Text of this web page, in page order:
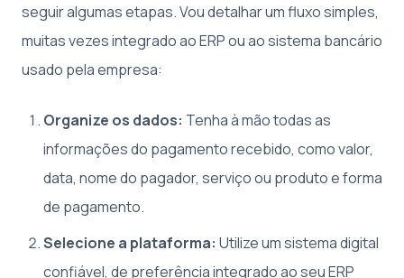
seguir algumas etapas. Vou detalhar um fluxo simples,
muitas vezes integrado ao ERP ou ao sistema bancário
usado pela empresa:
Organize os dados: Tenha à mão todas as
informações do pagamento recebido, como valor,
data, nome do pagador, serviço ou produto e forma
de pagamento.
Selecione a plataforma: Utilize um sistema digital
confiável, de preferência integrado ao seu ERP